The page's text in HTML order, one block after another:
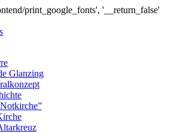
print_google_fonts', '__return_false'
Glanzing